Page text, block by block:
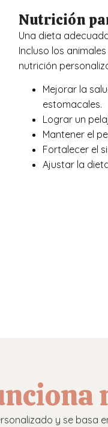
Nutrición
Una dieta
Incluso los
nutrición
Mejorar la
estomacales.
Lograr un
Mantener el
Fortalecer el
Ajustar la
y se basa